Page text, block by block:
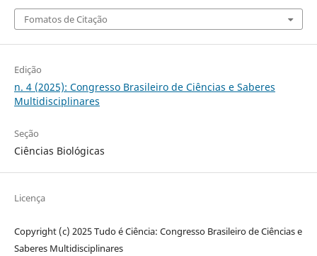
Fomatos de Citação
Edição
n. 4 (2025): Congresso Brasileiro de Ciências e Saberes
Multidisciplinares
Seção
Ciências Biológicas
Licença
Copyright (c) 2025 Tudo é Ciência: Congresso Brasileiro de Ciências e
Saberes Multidisciplinares